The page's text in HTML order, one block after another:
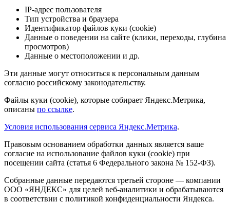
IP-адрес пользователя
Тип устройства и браузера
Идентификатор файлов куки (cookie)
Данные о поведении на сайте (клики, переходы, глубина
просмотров)
Данные о местоположении и др.
Эти данные могут относиться к персональным данным
согласно российскому законодательству.
Файлы куки (cookie), которые собирает Яндекс.Метрика,
описаны по ссылке.
Условия использования сервиса Яндекс.Метрика.
Правовым основанием обработки данных является ваше
согласие на использование файлов куки (cookie) при
посещении сайта (статья 6 Федерального закона № 152-ФЗ).
Собранные данные передаются третьей стороне — компании
ООО «ЯНДЕКС» для целей веб-аналитики и обрабатываются
в соответствии с политикой конфиденциальности Яндекса.